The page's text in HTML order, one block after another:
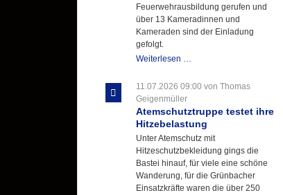
Feuerwehrausbildung gerufen und
über 13 Kameradinnen und
Kameraden sind der Einladung
gefolgt.
Weiterlesen …
für
Kirmes
mit
zukunftsweisender
Einlage
11.07.2026 09:00 von Thomas
Geigenmüller
Atemschutztruppe testet ihre
Hitzebelastung
Unter Atemschutz mit
Hitzeschutzbekleidung gings die
Bastei hinauf, für viele eine schöne
Wanderung, für die Grünbacher
Einsatzkräfte waren die über 250